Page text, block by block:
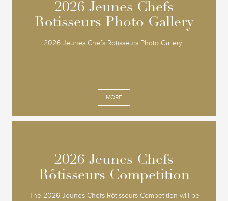
2026 Jeunes Chefs
Rotisseurs Photo Gallery
2026 Jeunes Chefs Rotisseurs Photo Gallery
MORE
2026 Jeunes Chefs
Rotisseurs Photo Gallery
2026 Jeunes Chefs
Rôtisseurs Competition
The 2026 Jeunes Chefs Rôtisseurs Competition will be
2026 Jeunes Chefs
Rôtisseurs Competition